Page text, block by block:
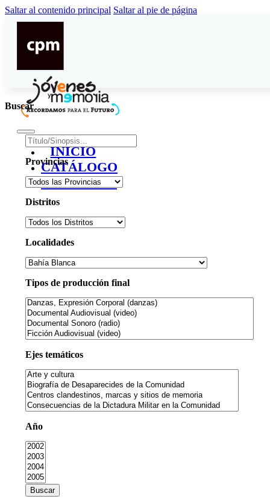
Saltar al contenido principal Saltar al pie de página
INICIO
CATÁLOGO
CONTACTO
Buscar
Provincias
Distritos
Localidades
Tipos de producción final
Ejes temáticos
Año